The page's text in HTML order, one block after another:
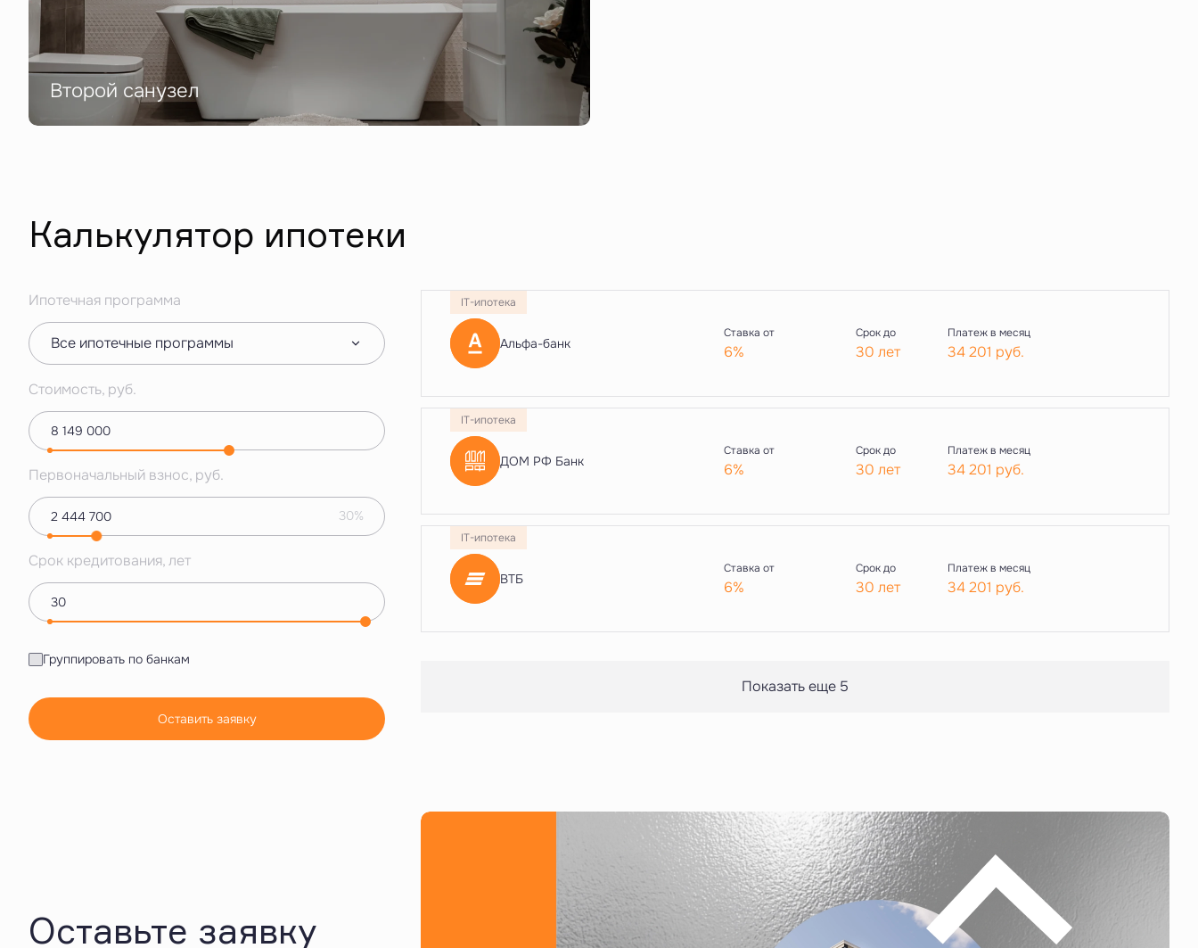
Второй санузел
Калькулятор ипотеки
Ипотечная программа
Все ипотечные программы
Стоимость, руб.
Первоначальный взнос, руб.
30%
Срок кредитования, лет
Группировать по банкам
Оставить заявку
Альфа-банк
IT-ипотека
Ставка от
6%
Срок до
30 лет
Платеж в месяц
34 201 руб.
ДОМ РФ Банк
IT-ипотека
Ставка от
6%
Срок до
30 лет
Платеж в месяц
34 201 руб.
ВТБ
IT-ипотека
Ставка от
6%
Срок до
30 лет
Платеж в месяц
34 201 руб.
Показать еще 5
Оставьте заявку